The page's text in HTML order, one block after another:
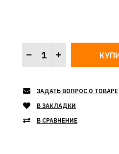
ЗАДАТЬ ВОПРОС О ТОВАРЕ
В ЗАКЛАДКИ
В СРАВНЕНИЕ